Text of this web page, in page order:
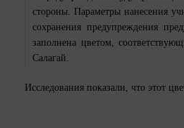
стороны. Параметры нанесения
сохранения предупреждения
заполнена цветом,
Салагай.
Исследования показали, что этот